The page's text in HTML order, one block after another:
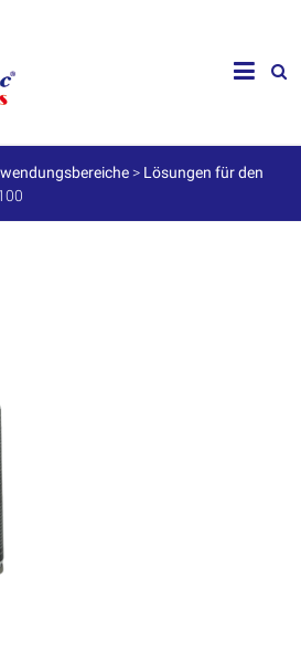
> Lösungen für den